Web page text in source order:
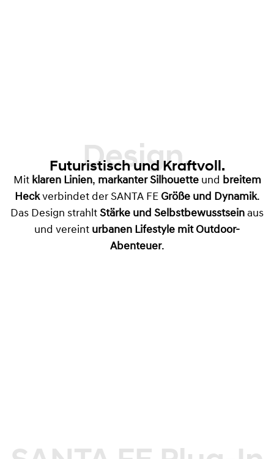
Design,
Futuristisch und Kraftvoll.
Mit klaren Linien, markanter Silhouetteund breitem
Heckverbindet der SANTA FE Größe und Dynamik.
Das Design strahlt Stärke und Selbstbewusstsein aus
und vereint urbanen Lifestyle mit Outdoor-
Abenteuer.